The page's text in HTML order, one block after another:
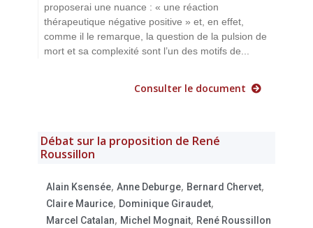
proposerai une nuance : « une réaction
thérapeutique négative positive » et, en effet,
comme il le remarque, la question de la pulsion de
mort et sa complexité sont l’un des motifs de...
Consulter le document
Débat sur la proposition de René
Roussillon
Alain Ksensée, Anne Deburge, Bernard Chervet,
Claire Maurice, Dominique Giraudet,
Marcel Catalan, Michel Mognait, René Roussillon